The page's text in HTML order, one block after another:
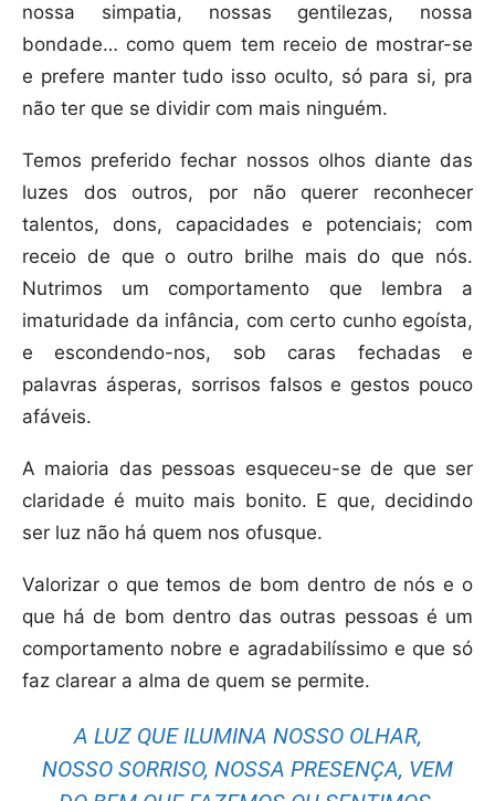
nossa simpatia, nossas gentilezas, nossa
bondade… como quem tem receio de mostrar-se
e prefere manter tudo isso oculto, só para si, pra
não ter que se dividir com mais ninguém.
Temos preferido fechar nossos olhos diante das
luzes dos outros, por não querer reconhecer
talentos, dons, capacidades e potenciais; com
receio de que o outro brilhe mais do que nós.
Nutrimos um comportamento que lembra a
imaturidade da infância, com certo cunho egoísta,
e escondendo-nos, sob caras fechadas e
palavras ásperas, sorrisos falsos e gestos pouco
afáveis.
A maioria das pessoas esqueceu-se de que ser
claridade é muito mais bonito. E que, decidindo
ser luz não há quem nos ofusque.
Valorizar o que temos de bom dentro de nós e o
que há de bom dentro das outras pessoas é um
comportamento nobre e agradabilíssimo e que só
faz clarear a alma de quem se permite.
A LUZ QUE ILUMINA NOSSO OLHAR,
NOSSO SORRISO, NOSSA PRESENÇA, VEM